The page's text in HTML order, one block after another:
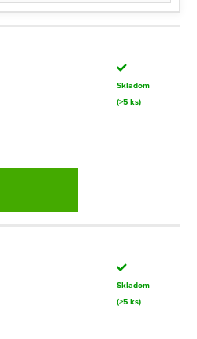
Skladom
(>5 ks)
Skladom
(>5 ks)